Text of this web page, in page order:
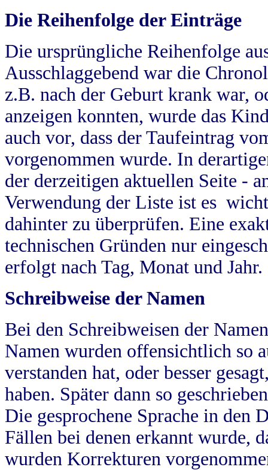
Die Reihenfolge der Einträge
Die ursprüngliche Reihenfolge
Ausschlaggebend war die
z.B. nach der Geburt krank war,
anzeigen konnten, wurde das
auch vor, dass der Taufeintrag
vorgenommen wurde. In
der derzeitigen aktuellen Seite -
Verwendung der Liste ist es
dahinter zu überprüfen. Eine
technischen Gründen nur
erfolgt nach Tag, Monat und Jahr.
Schreibweise der Namen
Bei den Schreibweisen der
Namen wurden offensichtlich so
verstanden hat, oder besser
haben. Später dann so
Die gesprochene Sprache in
Fällen bei denen erkannt wurde,
wurden Korrekturen